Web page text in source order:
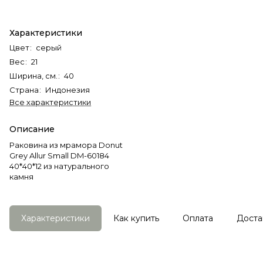
Характеристики
Цвет: серый
Вес: 21
Ширина, см. : 40
Страна: Индонезия
Все характеристики
Описание
Раковина из мрамора Donut
Grey Allur Small DM-60184
40*40*12 из натурального
камня
Характеристики Как купить Оплата